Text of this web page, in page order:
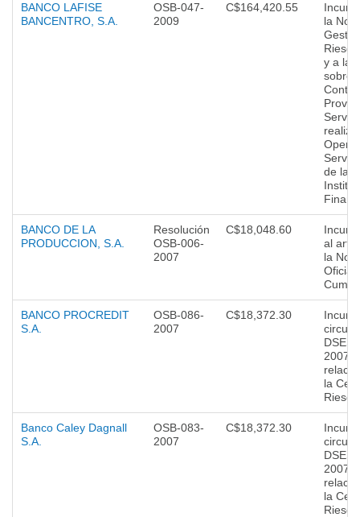
BANCO LAFISE
BANCENTRO, S.A.
OSB-047-
2009
C$164,420.55
la
y a la
sobre
de las
BANCO DE LA
PRODUCCION, S.A.
Resolución
OSB-006-
2007
C$18,048.60
al
la
BANCO PROCREDIT
S.A.
OSB-086-
2007
C$18,372.30
2007/
la
Banco Caley Dagnall
S.A.
OSB-083-
2007
C$18,372.30
2007/
la